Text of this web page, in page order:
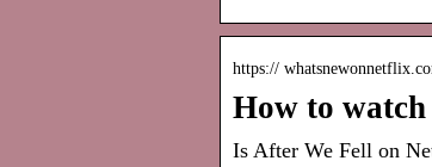
https://
How to
Is After We Fell on